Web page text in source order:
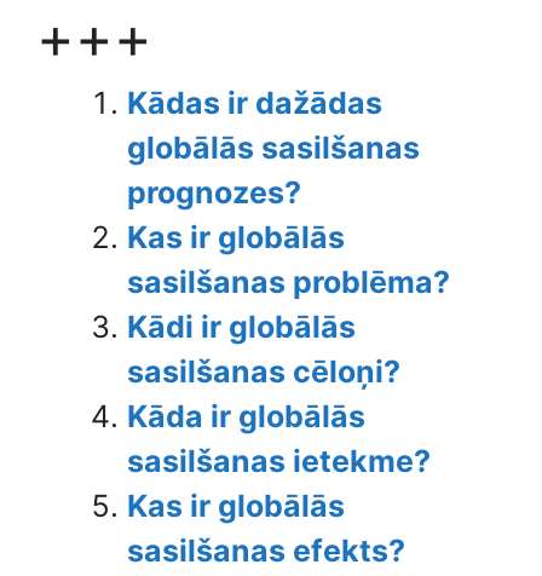
+++
Kādas ir dažādas
globālās sasilšanas
prognozes?
Kas ir globālās
sasilšanas problēma?
Kādi ir globālās
sasilšanas cēloņi?
Kāda ir globālās
sasilšanas ietekme?
Kas ir globālās
sasilšanas efekts?